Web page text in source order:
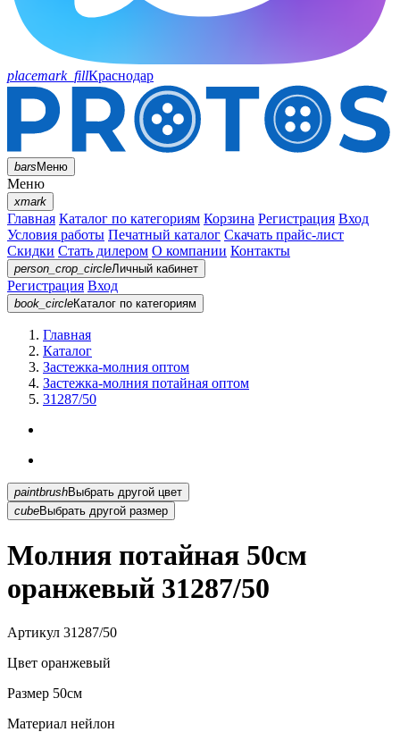
placemark_fillКраснодар
barsМеню
Меню
xmark
Главная Каталог по категориям Корзина Регистрация Вход
Условия работы Печатный каталог Скачать прайс-лист
Скидки Стать дилером О компании Контакты
person_crop_circleЛичный кабинет
Регистрация Вход
book_circleКаталог по категориям
Главная
Каталог
Застежка-молния оптом
Застежка-молния потайная оптом
31287/50
paintbrush
Выбрать другой цвет
cubeВыбрать другой размер
Молния потайная 50см
оранжевый 31287/50
Артикул 31287/50
Цвет оранжевый
Размер 50см
Материал нейлон